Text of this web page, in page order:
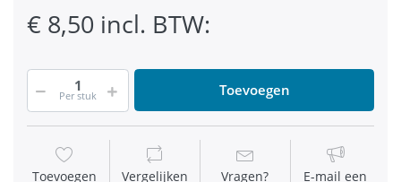
€ 8,50 incl. BTW:
Per stuk Toevoegen
Toevoegen
Vergelijken Vragen?
E-mail een